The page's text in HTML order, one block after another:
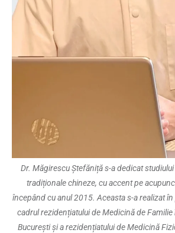
Dr. Măgirescu Ștefăniță s-a dedicat
tradiționale chineze, cu accent pe
începând cu anul 2015. Aceasta s-a realizat
cadrul rezidențiatului de Medicină de
București și a rezidențiatului de Medicină